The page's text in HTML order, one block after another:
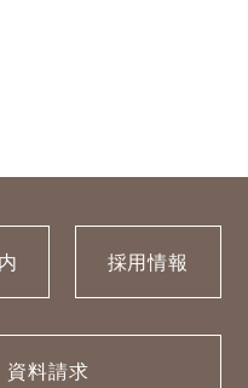
採用情報
資料請求